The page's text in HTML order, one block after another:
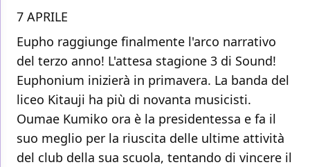
7 APRILE
Eupho raggiunge finalmente l'arco narrativo
del terzo anno! L'attesa stagione 3 di Sound!
Euphonium inizierà in primavera. La banda del
liceo Kitauji ha più di novanta musicisti.
Oumae Kumiko ora è la presidentessa e fa il
suo meglio per la riuscita delle ultime attività
del club della sua scuola, tentando di vincere il